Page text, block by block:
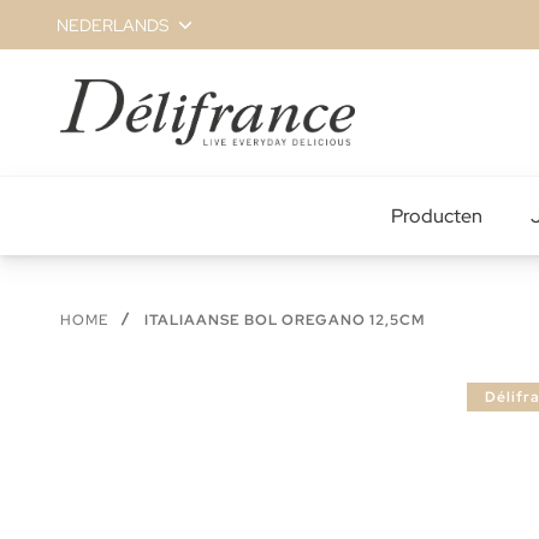
naar
inhoud
NEDERLANDS
Producten
HOME ITALIAANSE BOL OREGANO 12,5CM